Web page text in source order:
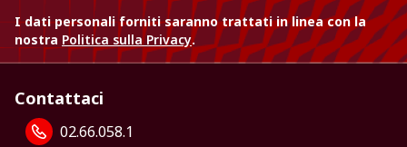
I dati personali forniti saranno trattati in linea con la
nostra Politica sulla Privacy.
Contattaci
02.66.058.1